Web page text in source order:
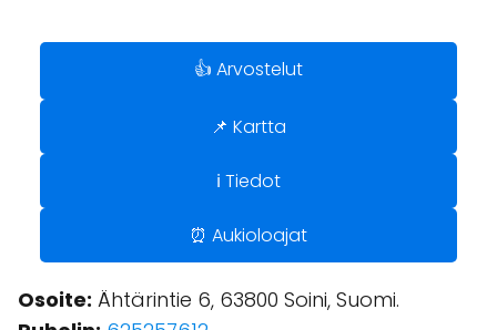
👍 Arvostelut
📌 Kartta
ℹ️ Tiedot
⏰ Aukioloajat
Osoite: Ähtärintie 6, 63800 Soini, Suomi.